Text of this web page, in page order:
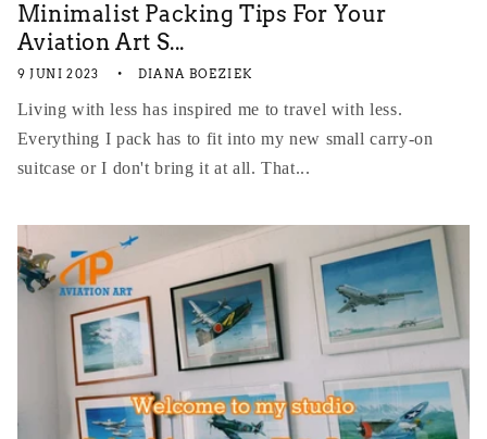
Minimalist Packing Tips For Your
Aviation Art S...
9 JUNI 2023 DIANA BOEZIEK
Living with less has inspired me to travel with less.
Everything I pack has to fit into my new small carry-on
suitcase or I don't bring it at all. That...